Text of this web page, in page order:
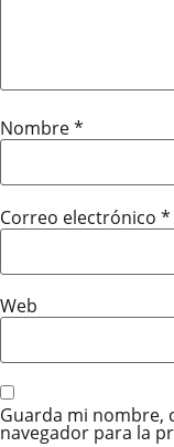
Nombre*
Correo electrónico *
Web
Guarda mi nombre,
navegador para la